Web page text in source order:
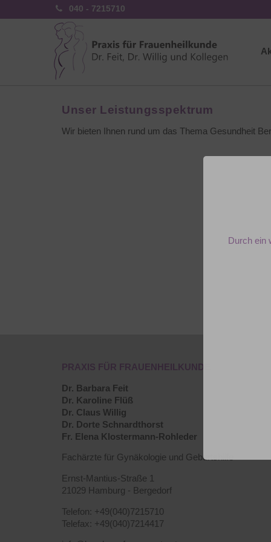
040 - 7215710
Unser Leistungsspektrum
Wir bieten Ihnen rund um das Thema Gesundheit
PRAXIS FÜR FRAUENHEILKUNDE
Dr. Barbara Feit
Dr. Karoline Flüß
Dr. Claus Willig
Dr. Dorte Schnardthorst
Fr. Elena Klostermann-Rohleder
Fachärzte für Gynäkologie und Geburtshilfe
Ernst-Mantius-Straße 1
21029 Hamburg - Bergedorf
Telefon: +49(040)7215710
Telefax: +49(040)7214417
Durch ein